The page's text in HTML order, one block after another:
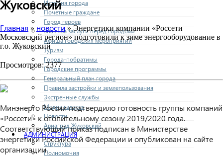
История города
Почетные граждане
Город героев
Знак «За заслуги перед городом»
Афиша городских мероприятий
Туризм
Города-побратимы
Городские программы
Генеральный план города
Правила застройки и землепользования
Экстренные службы
Медиа галерея
Новости
Авиаград Жуковский
АДМИНИСТРАЦИЯ
Структура
Полномочия
Жуковский
Главная » новости » Энергетики компании «Россети
Московский регион» подготовили к зиме энергооборудование в
г.о. Жуковский
Просмотров: 2377
Минэнерго России подтвердило готовность группы компаний
«Россети» к отопительному сезону 2019/2020 года.
Соответствующий приказ подписан в Министерстве
энергетики Российской Федерации и опубликован на сайте
организации.